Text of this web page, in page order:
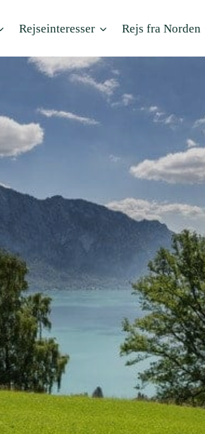
Rejseinteresser Rejs fra Norden